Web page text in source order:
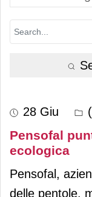
28 Giu
Pensofal
ecologica
Pensofal,
delle pentole,